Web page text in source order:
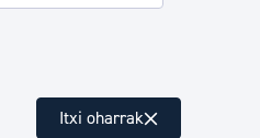
Itxi oharrak